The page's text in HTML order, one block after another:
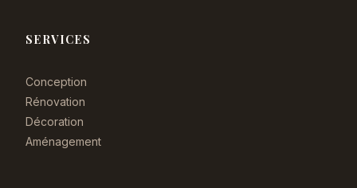
SERVICES
Conception
Rénovation
Décoration
Aménagement